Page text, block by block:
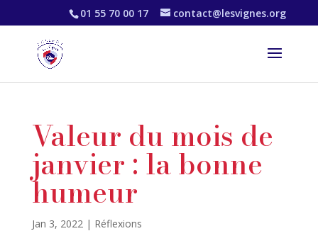
01 55 70 00 17 contact@lesvignes.org
Valeur du mois de
janvier : la bonne
humeur
Jan 3, 2022| Réflexions